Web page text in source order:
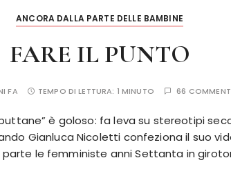
ANCORA DALLA PARTE DELLE BAMBINE
FARE IL PUNTO
FA TEMPO DI LETTURA: 1 MINUTO 66
è goloso: fa leva su stereotipi
Gianluca Nicoletti confeziona il suo
le femministe anni Settanta in